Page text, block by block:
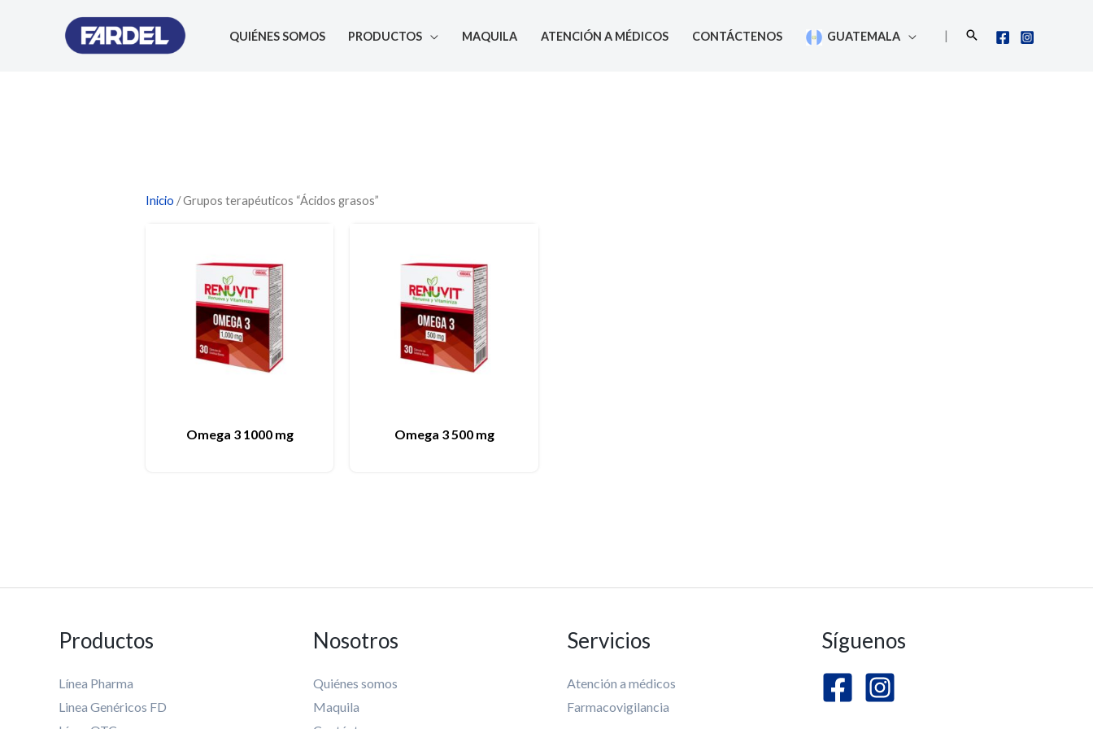
QUIÉNES SOMOS PRODUCTOS MAQUILA ATENCIÓN A MÉDICOS CONTÁCTENOS GUATEMALA | Buscar
Inicio / Grupos terapéuticos “Ácidos grasos”
Omega 3 1000 mg Omega 3 500 mg
Productos
Línea Pharma
Linea Genéricos FD
Nosotros
Quiénes somos
Maquila
Servicios
Atención a médicos
Farmacovigilancia
Síguenos